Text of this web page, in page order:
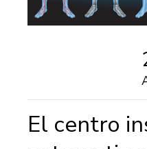
El centro